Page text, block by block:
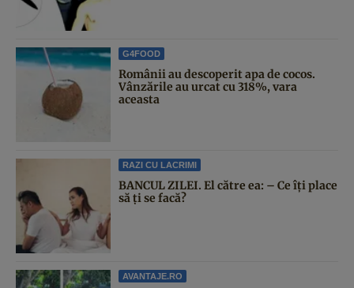
G4FOOD
Românii au descoperit apa de cocos.
Vânzările au urcat cu 318%, vara
aceasta
RAZI CU LACRIMI
BANCUL ZILEI. El către ea: – Ce îți place
să ți se facă?
AVANTAJE.RO